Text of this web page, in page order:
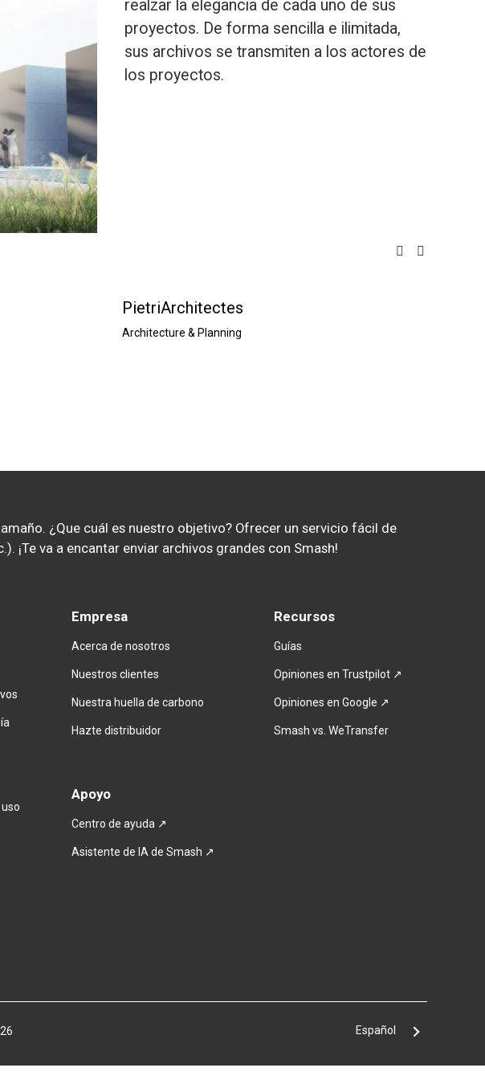
realzar la elegancia de cada uno de sus
proyectos. De forma sencilla e ilimitada,
sus archivos se transmiten a los actores de
los proyectos.
PietriArchitectes
Architecture & Planning
¿Que cuál es nuestro objetivo? Ofrecer un servicio fácil de
¡Te va a encantar enviar archivos grandes con Smash!
Empresa
Acerca de nosotros
Nuestros clientes
Nuestra huella de carbono
Hazte distribuidor
Apoyo
Centro de ayuda ↗
Asistente de IA de Smash ↗
Recursos
Guías
Opiniones en Trustpilot ↗
Opiniones en Google ↗
Smash vs. WeTransfer
Español